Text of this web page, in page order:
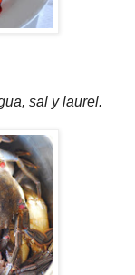
sal y laurel.